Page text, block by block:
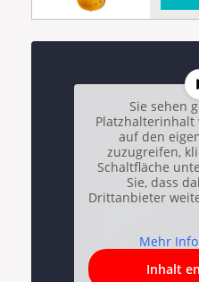
Sie sehen
Platzhalterinhalt
auf den
zuzugreifen,
Schaltfläche
Sie, dass
Drittanbieter
Mehr
Inhalt